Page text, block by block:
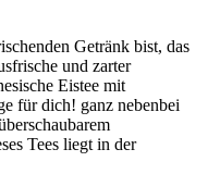
Getränk bist, das
und zarter
Eistee mit
für dich! ganz nebenbei
Tees liegt in der